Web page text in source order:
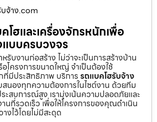
จ้าง.com
โฮและเครื่องจักรหนักเพื่อ
บบครบวงจร
รับงานก่อสร้าง ไม่ว่าจะเป็นการสร้างบ้าน
โครงการขนาดใหญ่ จำเป็นต้องใช้
ที่มีประสิทธิภาพ บริการ รถแบคโฮรับจ้าง
สนองทุกความต้องการในไซต์งาน ด้วยทีม
สบการณ์สูง เรามุ่งเน้นความปลอดภัยและ
นที่รวดเร็ว เพื่อให้โครงการของคุณดำเนิน
งไว้โดยไม่มีสะดุด